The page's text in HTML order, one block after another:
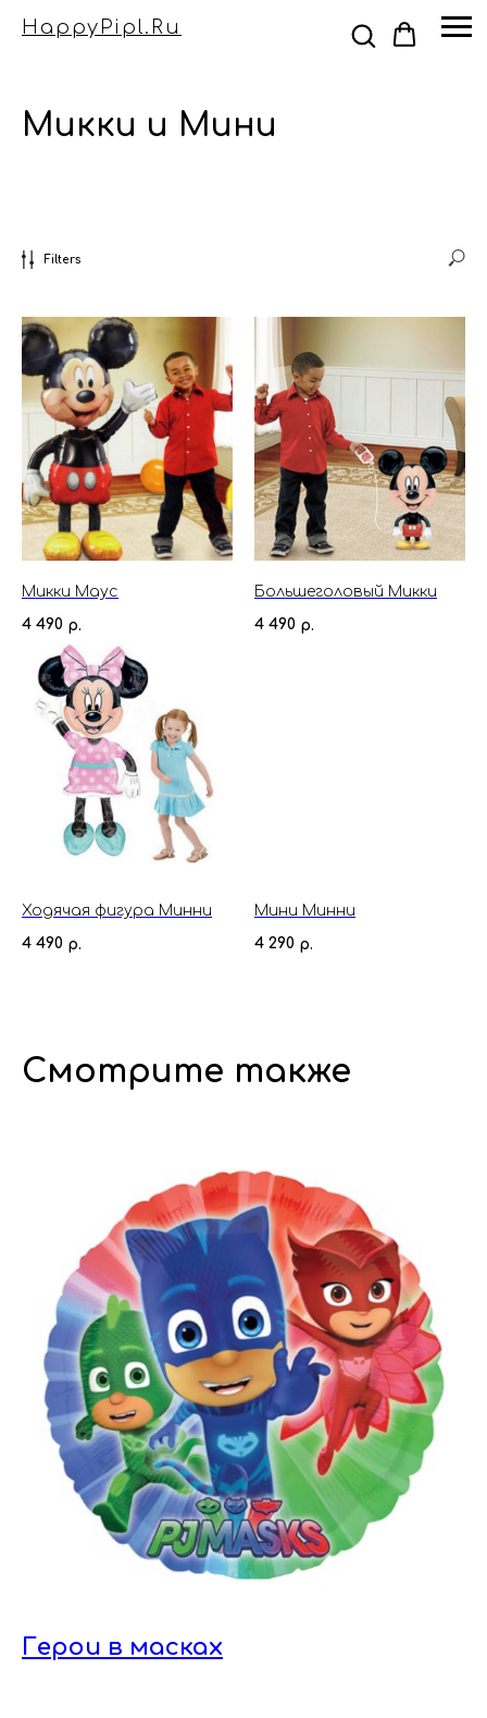
HappyPipl.ru
Микки и Мини
Filters
Микки Маус
4 490 р.
Большеголовый Микки
4 490 р.
Ходячая фигура Минни
4 490 р.
Мини Минни
4 290 р.
Смотрите также
Герои в масках